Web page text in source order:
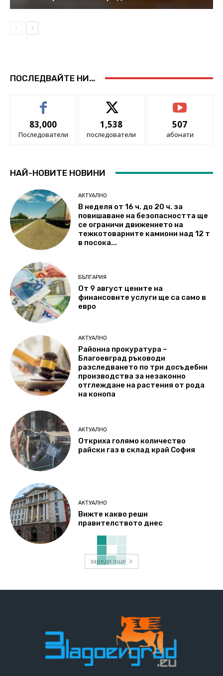
ПОСЛЕДВАЙТЕ НИ...
83,000
Последователи
1,538
последователи
507
абонати
НАЙ-НОВИТЕ НОВИНИ
АКТУАЛНО
В неделя от 16 ч. до 20 ч. за
повишаване на безопасността ще
се ограничи движението на
тежкотоварните камиони над 12 т
в посока...
БЪЛГАРИЯ
От 9 август цените на
финансовите услуги ще са само в
евро
АКТУАЛНО
Районна прокуратура –
Благоевград ръководи
разследването по три досъдебни
производства за незаконно
отглеждане на растения от рода
на конопа
АКТУАЛНО
Откриха голямо количество
райски газ в склад край София
АКТУАЛНО
Вижте какво реши
правителството днес
зареди още